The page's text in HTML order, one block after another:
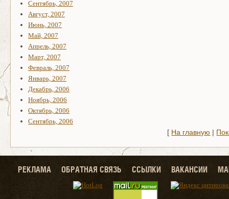
Сентябрь, 2007
Август, 2007
Июнь, 2007
Май, 2007
Апрель, 2007
Март, 2007
Февраль, 2007
Январь, 2007
Декабрь, 2006
Ноябрь, 2006
Октябрь, 2006
Сентябрь, 2006
[ На главную |
РЕКЛАМА ОБРАТНАЯ СВЯЗЬ ССЫЛКИ ВАКАНСИИ